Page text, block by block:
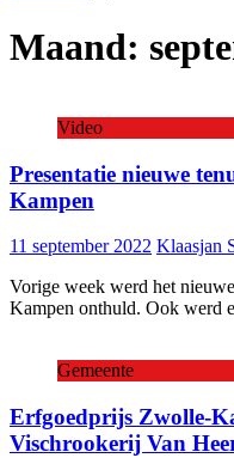
Maand:
Video
Presentatie nieuwe
Kampen
11 september 2022 Klaasjan
Vorige week werd het
Kampen onthuld. Ook werd
Gemeente
Erfgoedprijs Zwolle-
Vischrookerij Van